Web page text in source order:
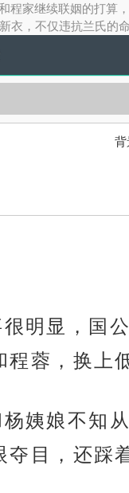
程家继续联姻的打
衣，不仅违抗兰氏
背
明显，国
蓉，换上
姨娘不知
目，还踩